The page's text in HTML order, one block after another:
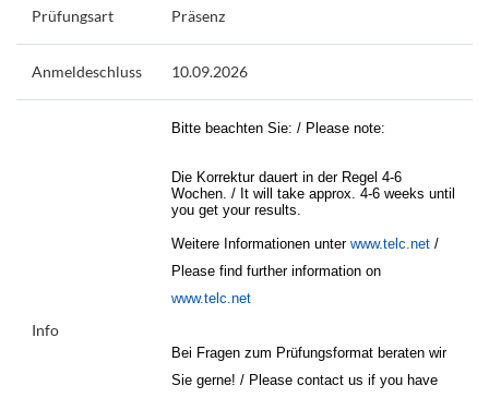
Prüfungsart Präsenz
Anmeldeschluss 10.09.2026
Info
Bitte beachten Sie: / Please note:
Die Korrektur dauert in der Regel 4-6
Wochen. / It will take approx. 4-6 weeks until
you get your results.
Weitere Informationen unter www.telc.net/
Please find further information on
www.telc.net
Bei Fragen zum Prüfungsformat beraten wir
Sie gerne! / Please contact us if you have